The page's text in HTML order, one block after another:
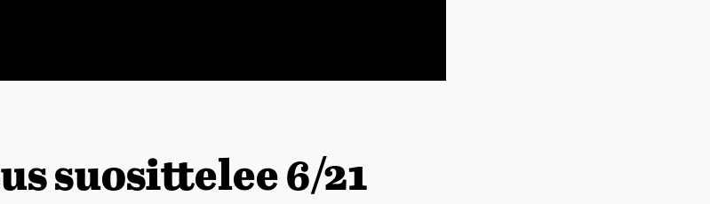
suosittelee 6/21